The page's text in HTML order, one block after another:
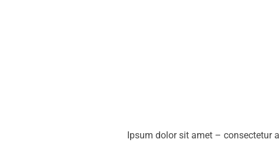
Ipsum dolor sit amet – consectetur